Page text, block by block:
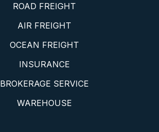
ROAD FREIGHT
AIR FREIGHT
OCEAN FREIGHT
INSURANCE
BROKERAGE SERVICE
WAREHOUSE